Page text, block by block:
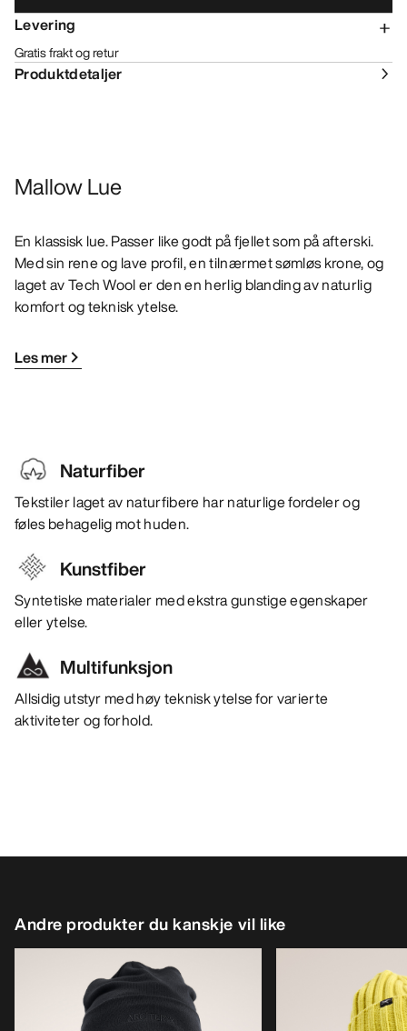
Levering
Gratis frakt og retur
Produktdetaljer
Mallow Lue
En klassisk lue. Passer like godt på fjellet som på afterski.
Med sin rene og lave profil, en tilnærmet sømløs krone, og
laget av Tech Wool er den en herlig blanding av naturlig
komfort og teknisk ytelse.
Les mer
Naturfiber
Tekstiler laget av naturfibere har naturlige fordeler og
føles behagelig mot huden.
Kunstfiber
Syntetiske materialer med ekstra gunstige egenskaper
eller ytelse.
Multifunksjon
Allsidig utstyr med høy teknisk ytelse for varierte
aktiviteter og forhold.
Andre produkter du kanskje vil like